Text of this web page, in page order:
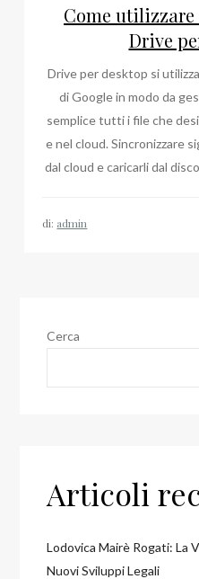
Come
Drive
Drive per desktop si
di Google in modo da
semplice tutti i file che
e nel cloud. Sincronizzare
dal cloud e caricarli dal
di: admin
Cerca
Articoli
Lodovica Mairè Rogati: La
Nuovi Sviluppi Legali